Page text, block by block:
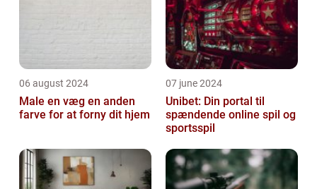
06 august 2024
Male en væg en anden
farve for at forny dit hjem
07 june 2024
Unibet: Din portal til
spændende online spil og
sportsspil